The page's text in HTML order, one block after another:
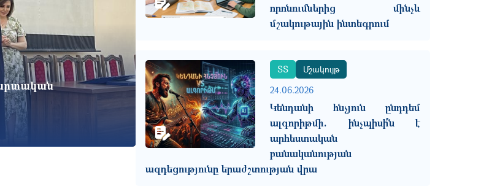
որոնումներից մինչև
մշակութային ինտեգրում
ՏՏ
Մշակույթ
24.06.2026
Կենդանի հնչյուն ընդդեմ
ալգորիթմի. ինչպիսի՞ն է
արհեստական
բանականության
ազդեցությունը երաժշտության վրա